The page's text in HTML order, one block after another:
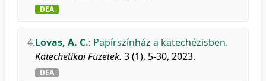
DEA
4.Lovas, A. C.: Papírszínház a katechézisben.
Katechetikai Füzetek. 3 (1), 5-30, 2023.
DEA